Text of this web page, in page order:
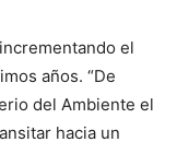
el
años. “De
del Ambiente el
hacia un